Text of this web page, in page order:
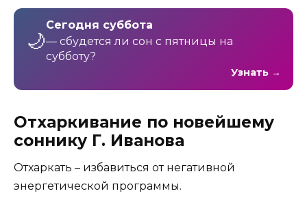
🌙
Сегодня суббота
— сбудется ли сон с пятницы на
субботу?
Узнать →
Отхаркивание по новейшему
соннику Г. Иванова
Отхаркать – избавиться от негативной
энергетической программы.